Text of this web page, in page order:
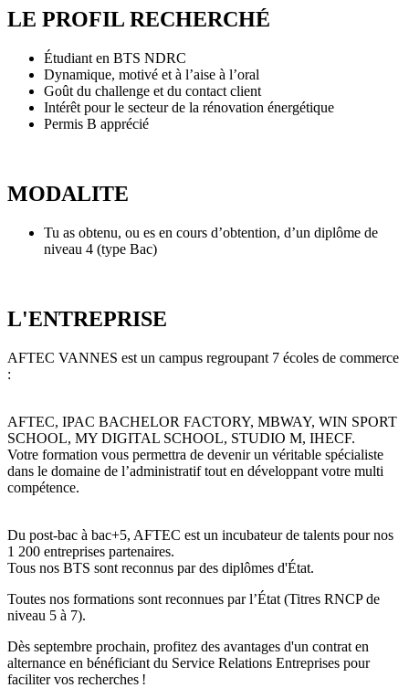
LE PROFIL RECHERCHÉ
Étudiant en BTS NDRC
Dynamique, motivé et à l’aise à l’oral
Goût du challenge et du contact client
Intérêt pour le secteur de la rénovation énergétique
Permis B apprécié
MODALITE
Tu as obtenu, ou es en cours d’obtention, d’un diplôme de
niveau 4 (type Bac)
L'ENTREPRISE
AFTEC VANNES est un campus regroupant 7 écoles de commerce
:
AFTEC, IPAC BACHELOR FACTORY, MBWAY, WIN SPORT
SCHOOL, MY DIGITAL SCHOOL, STUDIO M, IHECF.
Votre formation vous permettra de devenir un véritable spécialiste
dans le domaine de l’administratif tout en développant votre multi
compétence.
Du post-bac à bac+5, AFTEC est un incubateur de talents pour nos
1 200 entreprises partenaires.
Tous nos BTS sont reconnus par des diplômes d'État.
Toutes nos formations sont reconnues par l’État (Titres RNCP de
niveau 5 à 7).
Dès septembre prochain, profitez des avantages d'un contrat en
alternance en bénéficiant du Service Relations Entreprises pour
faciliter vos recherches !